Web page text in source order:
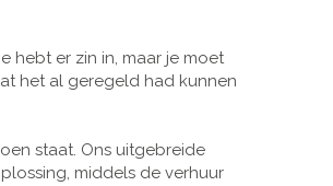
hebt er zin in, maar je moet
het al geregeld had kunnen
staat. Ons uitgebreide
middels de verhuur